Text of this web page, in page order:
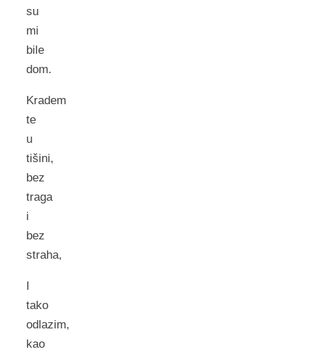
su
mi
bile
dom.
Kradem
te
u
tišini,
bez
traga
i
bez
straha,
I
tako
odlazim,
kao